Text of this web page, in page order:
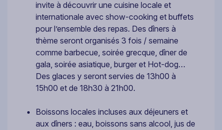
invite à découvrir une cuisine locale et
internationale avec show-cooking et buffets
pour l’ensemble des repas. Des dîners à
thème seront organisés 3 fois / semaine
comme barbecue, soirée grecque, dîner de
gala, soirée asiatique, burger et Hot-dog…
Des glaces y seront servies de 13h00 à
15h00 et de 18h30 à 21h00.
Boissons locales incluses aux déjeuners et
aux dîners : eau, boissons sans alcool, jus de